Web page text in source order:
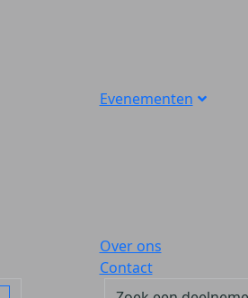
Evenementen
Over ons
Contact